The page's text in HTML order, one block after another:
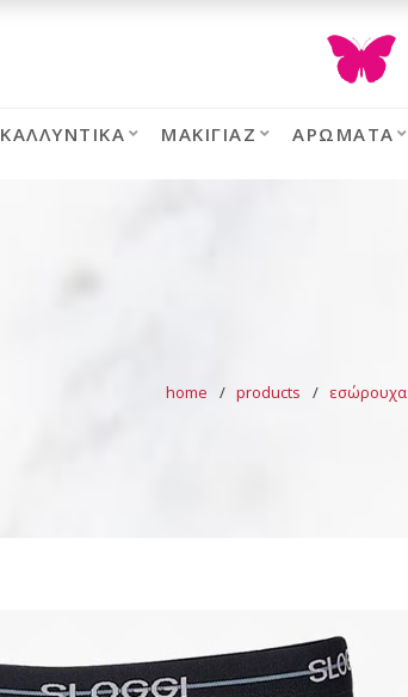
ΚΑΛΛΥΝΤΙΚΆ ΜΑΚΙΓΙΆΖ ΑΡΏΜΑΤΑ
home products εσώρουχα